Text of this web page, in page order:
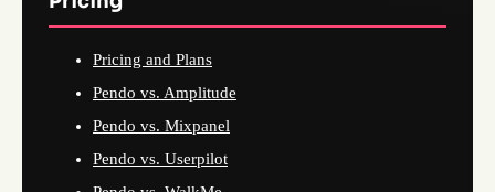
Pricing and Plans
Pendo vs. Amplitude
Pendo vs. Mixpanel
Pendo vs. Userpilot